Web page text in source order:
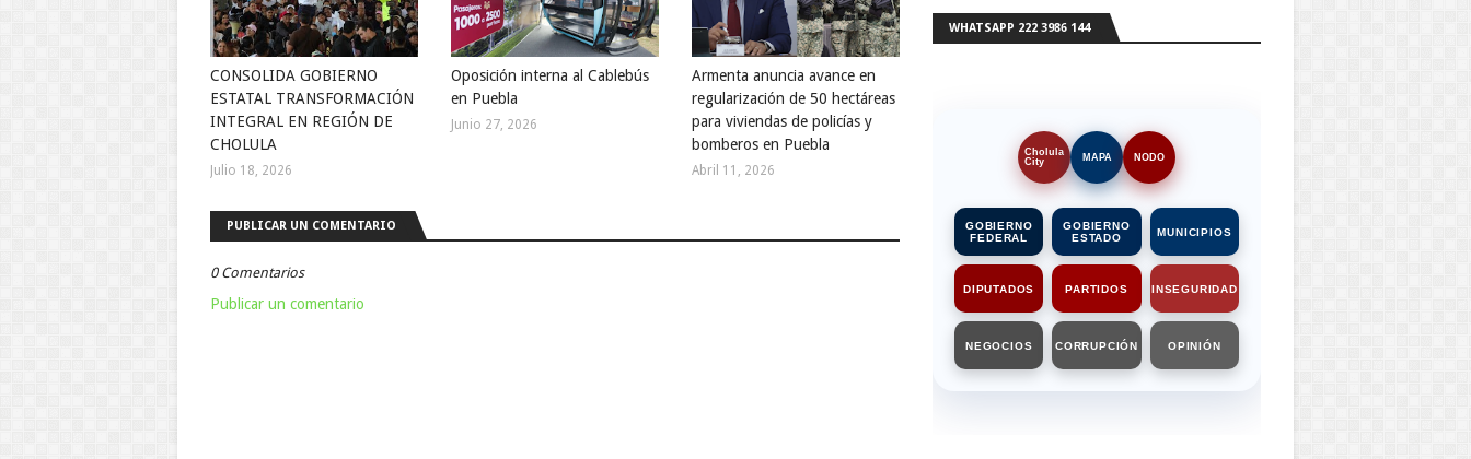
CONSOLIDA GOBIERNO
ESTATAL TRANSFORMACIÓN
INTEGRAL EN REGIÓN DE
CHOLULA
Julio 18, 2026
Oposición interna al Cablebús
en Puebla
Junio 27, 2026
Armenta anuncia avance en
regularización de 50 hectáreas
para viviendas de policías y
bomberos en Puebla
Abril 11, 2026
PUBLICAR UN COMENTARIO
0 Comentarios
Publicar un comentario
WHATSAPP 222 3986 144
Cholula
City
MAPA NODO
GOBIERNO
FEDERAL
GOBIERNO
ESTADO
MUNICIPIOS
DIPUTADOS PARTIDOS INSEGURIDAD
NEGOCIOS CORRUPCIÓN OPINIÓN